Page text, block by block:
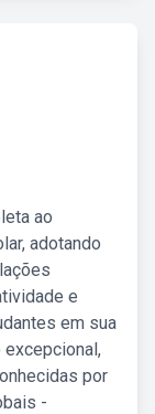
ao
adotando
e
em sua
excepcional,
por
-